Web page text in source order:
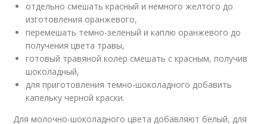
отдельно смешать красный и немного желтого до
изготовления оранжевого,
перемешать темно-зеленый и каплю оранжевого до
получения цвета травы,
готовый травяной колер смешать с красным, получив
шоколадный,
для приготовления темно-шоколадного добавить
капельку черной краски.
Для молочно-шоколадного цвета добавляют белый, для